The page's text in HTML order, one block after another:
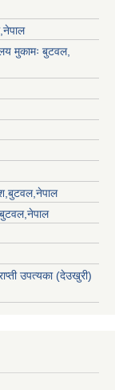
मुकामः बुटवल,
बुटवल,नेपाल
उपत्यका (देउखुरी)